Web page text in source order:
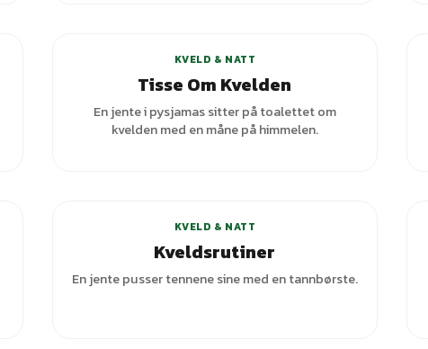
KVELD & NATT
Tisse Om Kvelden
En jente i pysjamas sitter på toalettet om
kvelden med en måne på himmelen.
KVELD & NATT
Kveldsrutiner
En jente pusser tennene sine med en tannbørste.